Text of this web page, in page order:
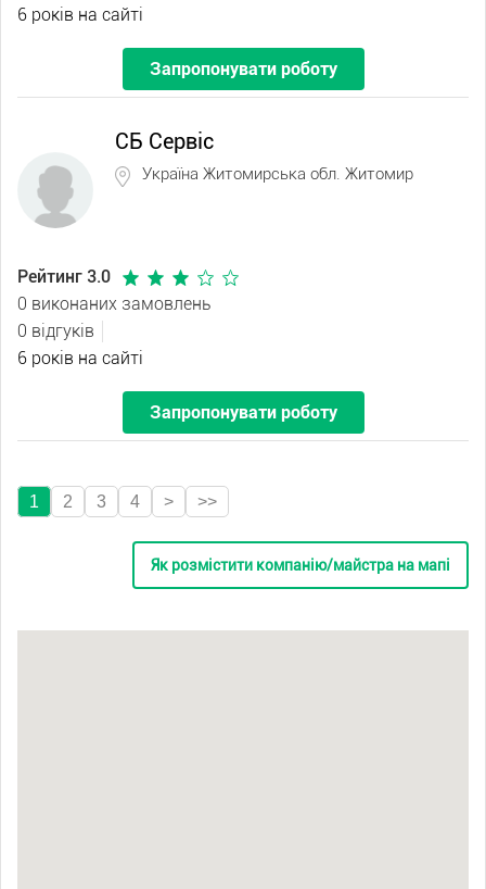
6 років на сайті
Запропонувати роботу
СБ Сервіс
Україна Житомирська обл. Житомир
Рейтинг 3.0
0 виконаних замовлень
0 відгуків
6 років на сайті
Запропонувати роботу
1 2 3 4 > >>
Як розмістити компанію/майстра на мапі